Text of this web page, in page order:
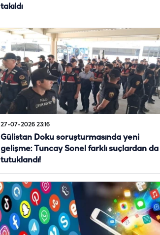
takıldı
27-07-2026 23:16
Gülistan Doku soruşturmasında yeni
gelişme: Tuncay Sonel farklı suçlardan da
tutuklandı!